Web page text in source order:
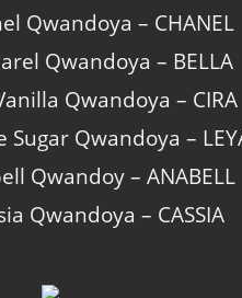
Qwandoya – CHANEL
Qwandoya – BELLA
Qwandoya – CIRA
Sugar Qwandoya –
Qwandoy – ANABELL
Qwandoya – CASSIA